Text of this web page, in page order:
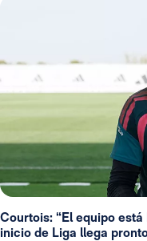
Courtois: “El equipo
inicio de Liga llega